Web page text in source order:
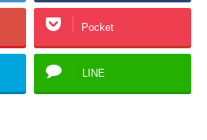
Pocket
LINE